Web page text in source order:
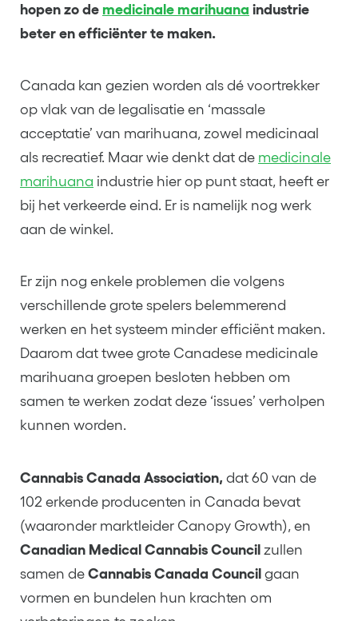
hopen zo de medicinale marihuana industrie
beter en efficiënter te maken.
Canada kan gezien worden als dé voortrekker
op vlak van de legalisatie en ‘massale
acceptatie’ van marihuana, zowel medicinaal
als recreatief. Maar wie denkt dat de medicinale
marihuana industrie hier op punt staat, heeft er
bij het verkeerde eind. Er is namelijk nog werk
aan de winkel.
Er zijn nog enkele problemen die volgens
verschillende grote spelers belemmerend
werken en het systeem minder efficiënt maken.
Daarom dat twee grote Canadese medicinale
marihuana groepen besloten hebben om
samen te werken zodat deze ‘issues’ verholpen
kunnen worden.
Cannabis Canada Association, dat 60 van de
102 erkende producenten in Canada bevat
(waaronder marktleider Canopy Growth), en
Canadian Medical Cannabis Council zullen
samen de Cannabis Canada Council gaan
vormen en bundelen hun krachten om